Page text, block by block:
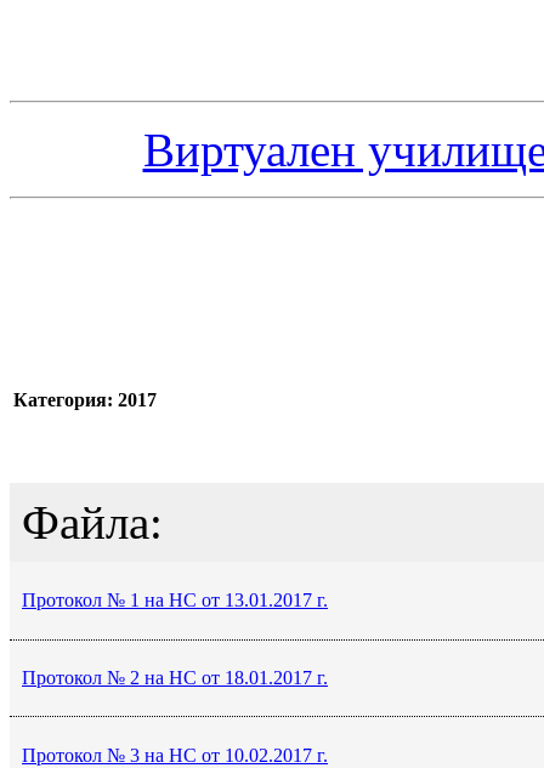
Виртуален
Категория: 2017
Файла:
Протокол № 1 на НС от 13.01.2017 г.
Протокол № 2 на НС от 18.01.2017 г.
Протокол № 3 на НС от 10.02.2017 г.